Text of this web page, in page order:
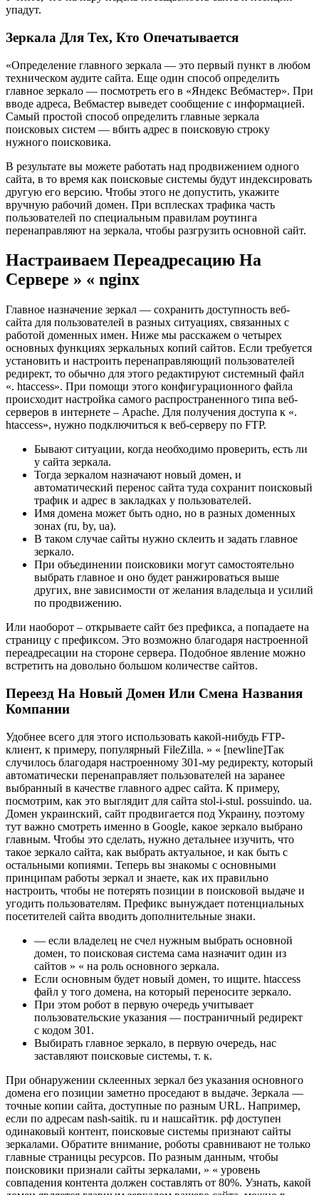
упадут.
Зеркала Для Тех, Кто Опечатывается
«Определение главного зеркала — это первый пункт в любом
техническом аудите сайта. Еще один способ определить
главное зеркало — посмотреть его в «Яндекс Вебмастер». При
вводе адреса, Вебмастер выведет сообщение с информацией.
Самый простой способ определить главные зеркала
поисковых систем — вбить адрес в поисковую строку
нужного поисковика.
В результате вы можете работать над продвижением одного
сайта, в то время как поисковые системы будут индексировать
другую его версию. Чтобы этого не допустить, укажите
вручную рабочий домен. При всплесках трафика часть
пользователей по специальным правилам роутинга
перенаправляют на зеркала, чтобы разгрузить основной сайт.
Настраиваем Переадресацию На
Сервере » « nginx
Главное назначение зеркал — сохранить доступность веб-
сайта для пользователей в разных ситуациях, связанных с
работой доменных имен. Ниже мы расскажем о четырех
основных функциях зеркальных копий сайтов. Если требуется
установить и настроить перенаправляющий пользователей
редирект, то обычно для этого редактируют системный файл
«. htaccess». При помощи этого конфигурационного файла
происходит настройка самого распространенного типа веб-
серверов в интернете – Apache. Для получения доступа к «.
htaccess», нужно подключиться к веб-серверу по FTP.
Бывают ситуации, когда необходимо проверить, есть ли
у сайта зеркала.
Тогда зеркалом назначают новый домен, и
автоматический перенос сайта туда сохранит поисковый
трафик и адрес в закладках у пользователей.
Имя домена может быть одно, но в разных доменных
зонах (ru, by, ua).
В таком случае сайты нужно склеить и задать главное
зеркало.
При объединении поисковики могут самостоятельно
выбрать главное и оно будет ранжироваться выше
других, вне зависимости от желания владельца и усилий
по продвижению.
Или наоборот – открываете сайт без префикса, а попадаете на
страницу с префиксом. Это возможно благодаря настроенной
переадресации на стороне сервера. Подобное явление можно
встретить на довольно большом количестве сайтов.
Переезд На Новый Домен Или Смена Названия
Компании
Удобнее всего для этого использовать какой-нибудь FTP-
клиент, к примеру, популярный FileZilla. » « [newline]Так
случилось благодаря настроенному 301-му редиректу, который
автоматически перенаправляет пользователей на заранее
выбранный в качестве главного адрес сайта. К примеру,
посмотрим, как это выглядит для сайта stol-i-stul. possuindo. ua.
Домен украинский, сайт продвигается под Украину, поэтому
тут важно смотреть именно в Google, какое зеркало выбрано
главным. Чтобы это сделать, нужно детальнее изучить, что
такое зеркало сайта, как выбрать актуальное, и как быть с
остальными копиями. Теперь вы знакомы с основными
принципам работы зеркал и знаете, как их правильно
настроить, чтобы не потерять позиции в поисковой выдаче и
угодить пользователям. Префикс вынуждает потенциальных
посетителей сайта вводить дополнительные знаки.
— если владелец не счел нужным выбрать основной
домен, то поисковая система сама назначит один из
сайтов » « на роль основного зеркала.
Если основным будет новый домен, то ищите. htaccess
файл у того домена, на который переносите зеркало.
При этом робот в первую очередь учитывает
пользовательские указания — постраничный редирект
с кодом 301.
Выбирать главное зеркало, в первую очередь, нас
заставляют поисковые системы, т. к.
При обнаружении склеенных зеркал без указания основного
домена его позиции заметно проседают в выдаче. Зеркала —
точные копии сайта, доступные по разным URL. Например,
если по адресам nash-saitik. ru и нашсайтик. рф доступен
одинаковый контент, поисковые системы признают сайты
зеркалами. Обратите внимание, роботы сравнивают не только
главные страницы ресурсов. По разным данным, чтобы
поисковики признали сайты зеркалами, » « уровень
совпадения контента должен составлять от 80%. Узнать, какой